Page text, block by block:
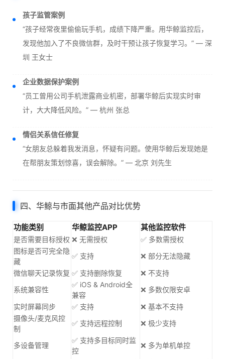
孩子监管案例
“孩子经常夜里偷偷玩手机，成绩下降严重。用华鲸监控后，
发现他加入了不良微信群，及时干预让孩子恢复学习。” — 深
圳 王女士
企业数据保护案例
“员工曾用公司手机泄露商业机密，部署华鲸后实现实时审
计，大大降低风险。” — 杭州 张总
情侣关系信任修复
“女朋友总躲着我发消息，怀疑有问题。使用华鲸后发现她是
在帮朋友策划惊喜，误会解除。” — 北京 刘先生
四、华鲸与市面其他产品对比优势
功能类别 华鲸监控APP 其他监控软件
是否需要目标授权 ❌ 无需授权
✅ 多数需授权
图标是否可完全隐
藏
✅ 支持
❌ 部分无法隐藏
微信聊天记录恢复 ✅ 支持删除恢复
❌ 不支持
系统兼容性
✅ iOS & Android全
兼容
❌ 多数仅限安卓
实时屏幕同步
✅ 支持
❌ 基本不支持
摄像头/麦克风控
制
✅ 支持远程控制 ❌ 极少支持
多设备管理
✅ 支持多目标同时监
控
❌ 多为单机单控